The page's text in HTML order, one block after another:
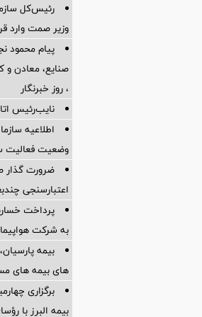
رئیس‌کل
وزیر صمت وارد
پیام محمود
، روز خبرنگار
نایب‌رئیس
اطلاعیه
وضعیت فعالیت
ضرورت گذار
اعتبارسنجی
به شرکت
بیمه
های بیمه های
برگزاری
بیمه البرز با